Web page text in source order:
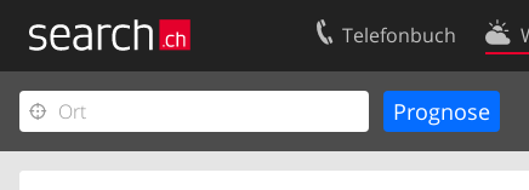
Telefonbuch
Ihr Eintrag
Kundencenter Geschäftskunden
Kontakt